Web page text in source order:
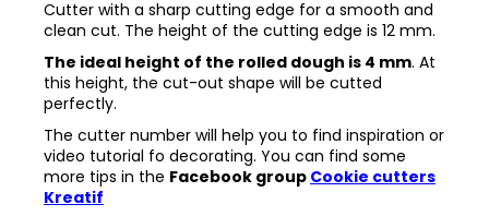
Cutter with a sharp cutting edge for a smooth and
clean cut. The height of the cutting edge is 12 mm.
The ideal height of the rolled dough is 4 mm. At
this height, the cut-out shape will be cutted
perfectly.
The cutter number will help you to find inspiration or
video tutorial fo decorating. You can find some
more tips in the Facebook group Cookie cutters
Kreatif